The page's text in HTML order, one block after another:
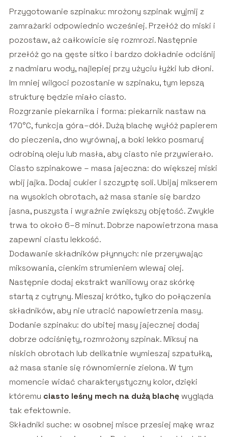
Przygotowanie szpinaku: mrożony szpinak wyjmij z
zamrażarki odpowiednio wcześniej. Przełóż do miski i
pozostaw, aż całkowicie się rozmrozi. Następnie
przełóż go na gęste sitko i bardzo dokładnie odciśnij
z nadmiaru wody, najlepiej przy użyciu łyżki lub dłoni.
Im mniej wilgoci pozostanie w szpinaku, tym lepszą
strukturę będzie miało ciasto.
Rozgrzanie piekarnika i forma: piekarnik nastaw na
170°C, funkcja góra–dół. Dużą blachę wyłóż papierem
do pieczenia, dno wyrównaj, a boki lekko posmaruj
odrobiną oleju lub masła, aby ciasto nie przywierało.
Ciasto szpinakowe – masa jajeczna: do większej miski
wbij jajka. Dodaj cukier i szczyptę soli. Ubijaj mikserem
na wysokich obrotach, aż masa stanie się bardzo
jasna, puszysta i wyraźnie zwiększy objętość. Zwykle
trwa to około 6–8 minut. Dobrze napowietrzona masa
zapewni ciastu lekkość.
Dodawanie składników płynnych: nie przerywając
miksowania, cienkim strumieniem wlewaj olej.
Następnie dodaj ekstrakt waniliowy oraz skórkę
startą z cytryny. Mieszaj krótko, tylko do połączenia
składników, aby nie utracić napowietrzenia masy.
Dodanie szpinaku: do ubitej masy jajecznej dodaj
dobrze odciśnięty, rozmrożony szpinak. Miksuj na
niskich obrotach lub delikatnie wymieszaj szpatułką,
aż masa stanie się równomiernie zielona. W tym
momencie widać charakterystyczny kolor, dzięki
któremu ciasto leśny mech na dużą blachęwygląda
tak efektownie.
Składniki suche: w osobnej misce przesiej mąkę wraz